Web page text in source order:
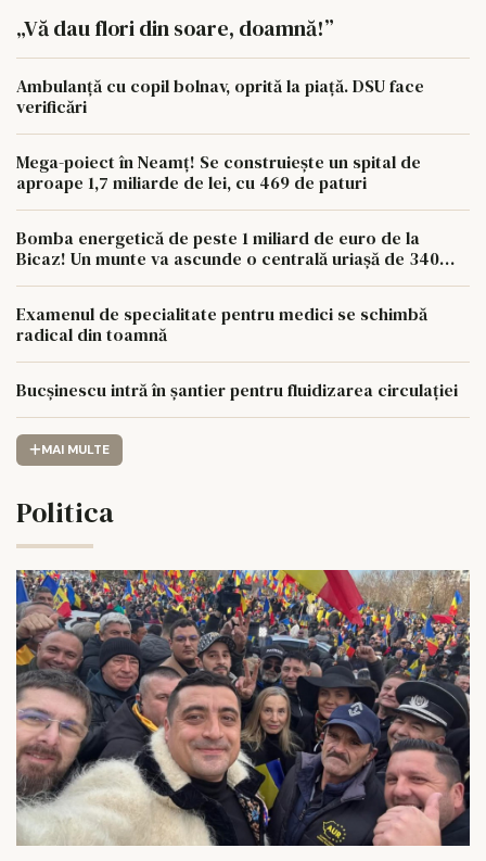
„Vă dau flori din soare, doamnă!”
Ambulanță cu copil bolnav, oprită la piață. DSU face
verificări
Mega-poiect în Neamț! Se construiește un spital de
aproape 1,7 miliarde de lei, cu 469 de paturi
Bomba energetică de peste 1 miliard de euro de la
Bicaz! Un munte va ascunde o centrală uriașă de 340
Examenul de specialitate pentru medici se schimbă
radical din toamnă
Bucșinescu intră în șantier pentru fluidizarea circulației
MAI MULTE
Politica